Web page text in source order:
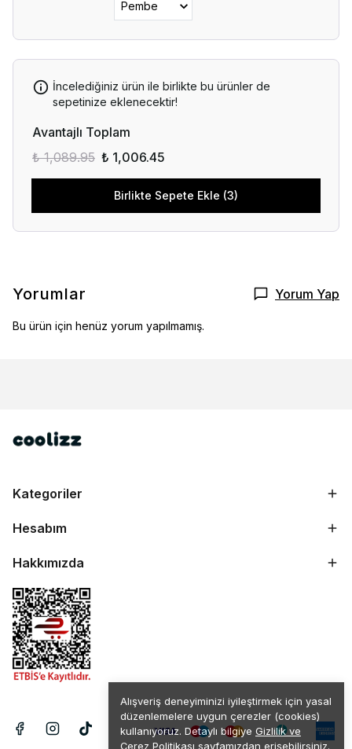
Alışveriş deneyiminizi iyileştirmek için yasal
düzenlemelere uygun çerezler (cookies)
kullanıyoruz. Detaylı bilgiye Gizlilik ve
Çerez Politikası sayfamızdan erişebilirsiniz.
İncelediğiniz ürün ile birlikte bu ürünler de
sepetinize eklenecektir!
Avantajlı Toplam
₺ 1,089.95 ₺ 1,006.45
Birlikte Sepete Ekle (3)
Yorumlar Yorum Yap
Bu ürün için henüz yorum yapılmamış.
Kategoriler
Hesabım
Hakkımızda